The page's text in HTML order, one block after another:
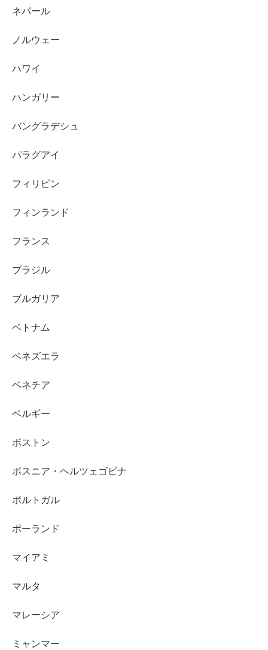
ネパール
ノルウェー
ハワイ
ハンガリー
バングラデシュ
パラグアイ
フィリピン
フィンランド
フランス
ブラジル
ブルガリア
ベトナム
ベネズエラ
ベネチア
ベルギー
ボストン
ボスニア・ヘルツェゴビナ
ポルトガル
ポーランド
マイアミ
マルタ
マレーシア
ミャンマー